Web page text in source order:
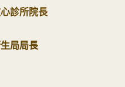
診所院長
局局長